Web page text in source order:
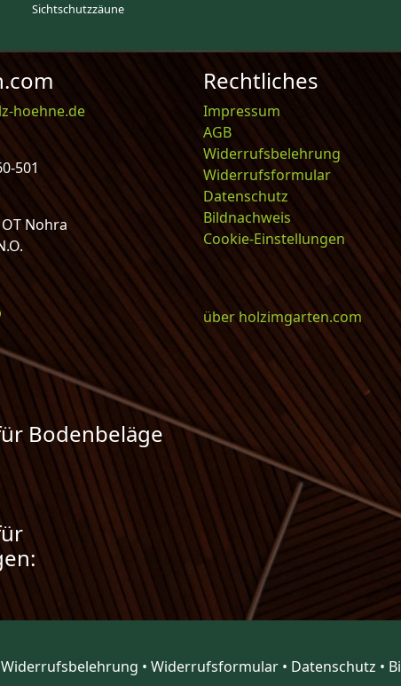
Sichtschutzzäune
hoehne.de
501
Nohra
Bodenbeläge
Rechtliches
Impressum
AGB
Widerrufsbelehrung
Widerrufsformular
Datenschutz
Bildnachweis
Cookie-Einstellungen
über holzimgarten.com
Widerrufsbelehrung • Widerrufsformular • Datenschutz •